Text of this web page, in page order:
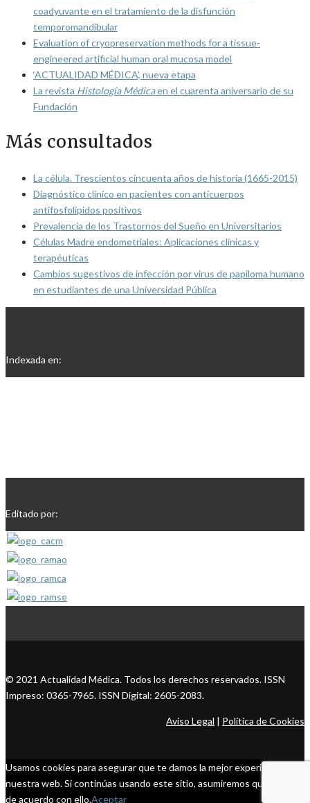
coadyuvante en el tratamiento de la disfunción
temporomandibular
Evaluation of cryopreservation methods for a tissue-
engineered artificial human oral mucosa model
‘ACTUALIDAD MÉDICA’, nueva etapa
La revista Histología Médicaen el cuarenta aniversario de su
Fundación
Más consultados
La célula. Trescientos cincuenta años de historia (1665-2015)
Diagnóstico clínico en pacientes con anticuerpos
antifosfolípidos positivos
Prevalencia de los Trastornos del Sueño en Universitarios
Células Madre endometriales: Aplicaciones clínicas y
terapéuticas
Cambios sugestivos de infección por virus de papiloma humano
en estudiantes de una Universidad Pública
Indexada en:
Editado por:
© 2021 Actualidad Médica. Todos los derechos reservados. ISSN
Impreso: 0365-7965. ISSN Digital: 2605-2083.
Aviso Legal | Política de Cookies
Usamos cookies para asegurar que te damos la mejor experiencia en
nuestra web. Si continúas usando este sitio, asumiremos que estás
de acuerdo con ello.Aceptar